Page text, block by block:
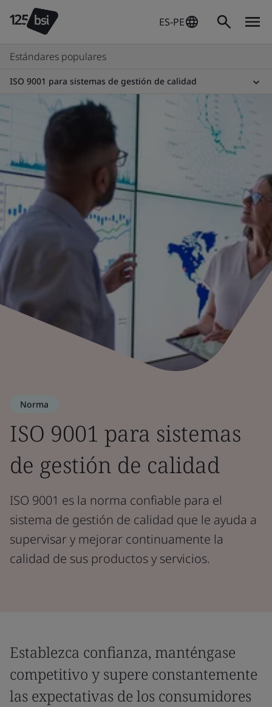
ES-PE
Estándares populares
ISO 9001 para sistemas de gestión de calidad
Norma
ISO 9001 para sistemas
de gestión de calidad
ISO 9001 es la norma confiable para el
sistema de gestión de calidad que le ayuda a
supervisar y mejorar continuamente la
calidad de sus productos y servicios.
Establezca confianza, manténgase
competitivo y supere constantemente
las expectativas de los consumidores